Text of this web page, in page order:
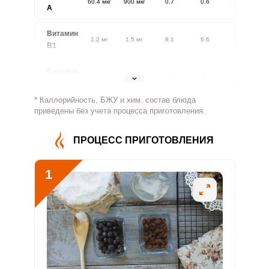
A
60.4 мкг 900 мкг 0.7 0.6
Витамин
В1
1.2 мг 1.5 мг 8.1 6.6
1.8 мг
Витамин
221.4 мг 500 мг 4.5 3.7
Витамин
В5
Витамин
В6
2.1 мг 2 мг 10.5 8.6
Витамин
В9
171.2 мкг 400 мкг 4.4 3.6
Витамин
0 3 мкг 0 0
* Каллорийность, БЖУ и хим. состав блюда
приведены без учета процесса приготовления.
ПРОЦЕСС ПРИГОТОВЛЕНИЯ
1